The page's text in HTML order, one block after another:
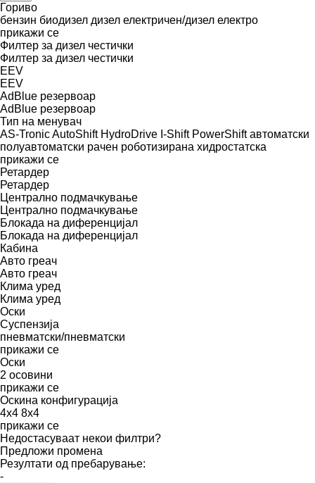
Гориво
бензин биодизел дизел електричен/дизел електро
прикажи се
Филтер за дизел честички
Филтер за дизел честички
EEV
EEV
AdBlue резервоар
AdBlue резервоар
Тип на менувач
AS-TronicAutoShift HydroDrive I-Shift PowerShift автоматски
полуавтоматски рачен роботизирана хидростатска
прикажи се
Ретардер
Ретардер
Централно подмачкување
Централно подмачкување
Блокада на диференцијал
Блокада на диференцијал
Кабина
Авто греач
Авто греач
Клима уред
Клима уред
Оски
Суспензија
пневматски/пневматски
прикажи се
Оски
2 осовини
прикажи се
Оскина конфигурација
4x4 8x4
прикажи се
Недостасуваат некои филтри?
Предложи промена
Резултати од пребарување:
-